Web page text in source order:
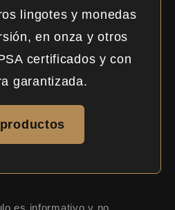
lingotes y monedas
en onza y otros
certificados y con
garantizada.
es informativo y no